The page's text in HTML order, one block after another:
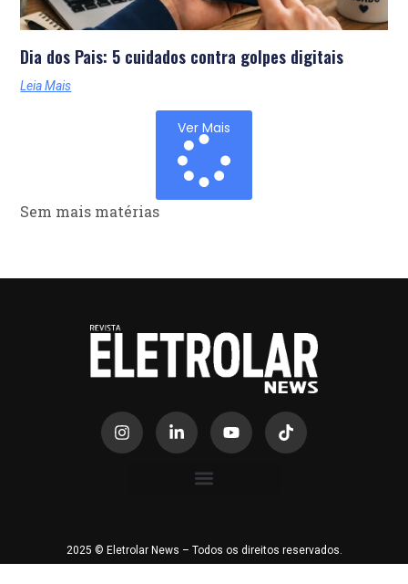
Dia dos Pais: 5 cuidados contra golpes digitais
Leia Mais
Ver Mais
Sem mais matérias
2025 © Eletrolar News – Todos os direitos reservados.